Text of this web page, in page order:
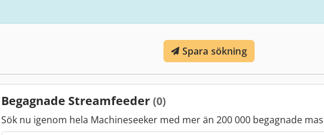
Spara sökning
Begagnade Streamfeeder (0)
Sök nu igenom hela Machineseeker med mer än 200 000 begagnade